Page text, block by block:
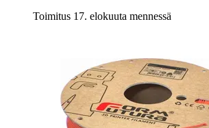
Toimitus 17. elokuuta mennessä